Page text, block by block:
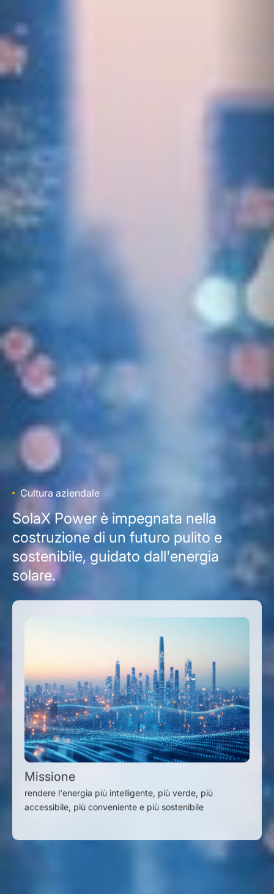
Cultura aziendale
SolaX Power è impegnata nella
costruzione di un futuro pulito e
sostenibile, guidato dall'energia
solare.
Missione
rendere l'energia più intelligente, più verde, più
accessibile, più conveniente e più sostenibile